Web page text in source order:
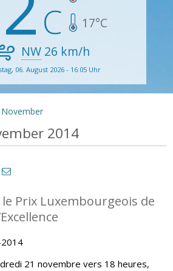
17°C
NW26 km/h
06. August 2026 - 16:05 Uhr
November
2014
le Prix Luxembourgeois de
21 novembre vers 18 heures,